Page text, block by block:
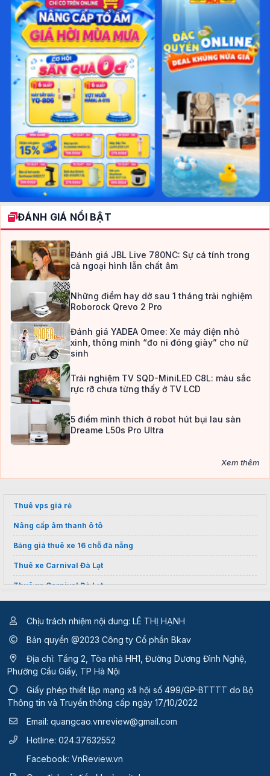
ĐÁNH GIÁ NỔI BẬT
Đánh giá JBL Live 780NC: Sự cá tính trong
cả ngoại hình lẫn chất âm
Những điểm hay dở sau 1 tháng trải nghiệm
Roborock Qrevo 2 Pro
Đánh giá YADEA Omee: Xe máy điện nhỏ
xinh, thông minh “đo ni đóng giày” cho nữ
sinh
Trải nghiệm TV SQD-MiniLED C8L: màu sắc
rực rỡ chưa từng thấy ở TV LCD
5 điểm mình thích ở robot hút bụi lau sàn
Dreame L50s Pro Ultra
Xem thêm
Thuê vps giá rẻ
Nâng cấp âm thanh ô tô
Bảng giá thuê xe 16 chỗ đà nẵng
Thuê xe Carnival Đà Lạt
Thuê xe Carnival Đà Lạt
Chịu trách nhiệm nội dung: LÊ THỊ HẠNH
Bản quyền @2023 Công ty Cổ phần Bkav
Địa chỉ: Tầng 2, Tòa nhà HH1, Đường Dương Đình Nghệ,
Phường Cầu Giấy, TP Hà Nội
Giấy phép thiết lập mạng xã hội số 499/GP-BTTTT do Bộ
Thông tin và Truyền thông cấp ngày 17/10/2022
Email: quangcao.vnreview@gmail.com
Hotline: 024.37632552
Facebook: VnReview.vn